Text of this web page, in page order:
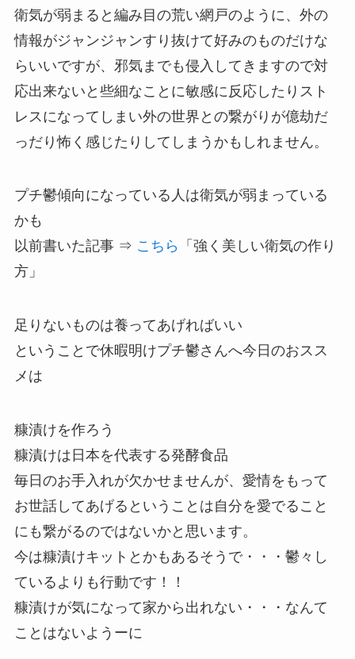
衛気が弱まると編み目の荒い網戸のように、外の
情報がジャンジャンすり抜けて好みのものだけな
らいいですが、邪気までも侵入してきますので対
応出来ないと些細なことに敏感に反応したりスト
レスになってしまい外の世界との繋がりが億劫だ
っだり怖く感じたりしてしまうかもしれません。
プチ鬱傾向になっている人は衛気が弱まっている
かも
以前書いた記事 ⇒ こちら
「強く美しい衛気の作り
方」
足りないものは養ってあげればいい
ということで休暇明けプチ鬱さんへ今日のおスス
メは
糠漬けを作ろう
糠漬けは日本を代表する発酵食品
毎日のお手入れが欠かせませんが、愛情をもって
お世話してあげるということは自分を愛でること
にも繋がるのではないかと思います。
今は糠漬けキットとかもあるそうで・・・鬱々し
ているよりも行動です！！
糠漬けが気になって家から出れない・・・なんて
ことはないようーに